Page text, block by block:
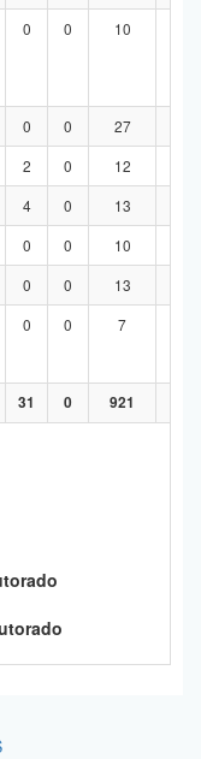
0 0 10
0 0 27
2 0 12
4 0 13
0 0 10
0 0 13
0 0 7
31 0 921